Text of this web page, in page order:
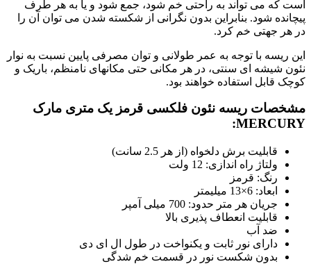
است که می تواند به راحتی خم شود، جمع شود و یا به هر طرف
پیچانده شود. بنابراین بدون نگرانی از شکسته شدن می توان آن را
در هر جهتی خم کرد.
این ریسه با توجه به عمر طولانی و توان مصرفی پایین نسبت به نوار
نئون شیشه ای سنتی، در هر مکانی حتی مکانهای نامنظم، باریک و
کوچک قابل استفاده خواهند بود.
مشخصات ریسه نئون فلکسی قرمز یک متری مارک
MERCURY:
قابلیت برش دلخواه (از هر 2.5 سانت)
ولتاژ راه اندازی: 12 ولت
رنگ: قرمز
ابعاد: 6×13 میلیمتر
جریان هر متر حدود: 700 میلی آمپر
قابلیت انعطاف پذیری بالا
ضد آب
دارای نور ثابت و یکنواخت در طول ال ای دی
بدون شکست نور در قسمت خم شدگی